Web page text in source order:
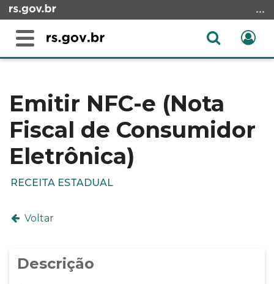
para
conteúdo
menu
para
busca
Alterna
Abrir
conteúdo
Emitir NFC-e (Nota
Fiscal de Consumidor
Eletrônica)
RECEITA ESTADUAL
Voltar
Descrição